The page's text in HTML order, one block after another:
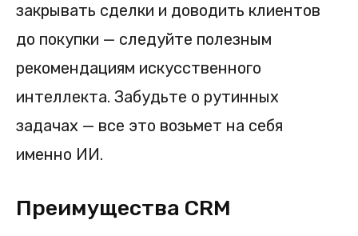
закрывать сделки и доводить клиентов
до покупки — следуйте полезным
рекомендациям искусственного
интеллекта. Забудьте о рутинных
задачах — все это возьмет на себя
именно ИИ.
Преимущества CRM